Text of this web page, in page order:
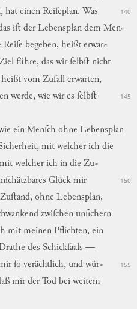
, hat einen Reiſeplan. Was 140
iſt der Lebensplan dem Men⸗
Reiſe begeben, heißt erwar⸗
führe, das wir ſelbſt nicht
heißt vom Zufall erwarten,
werde, wie wir es ſelbſt 145
ein Menſch ohne Lebensplan
, mit welcher ich die
mit welcher ich in die Zu⸗
Glück mir 150
Zuſtand, ohne Lebensplan,
zwiſchen unſichern
mit meinen Pflichten, ein
des Schickſaals —
ſo verächtlich, und wür⸗ 155
mir der Tod bei weitem